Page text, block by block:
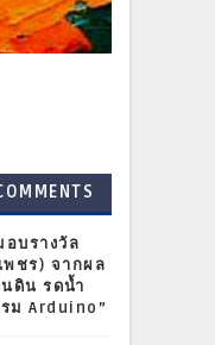
อบรางวัล
พชร) จากผล
ดิน รดน้ำ
ม Arduino”